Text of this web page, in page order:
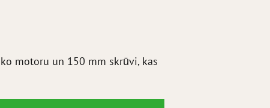
motoru un 150 mm skrūvi, kas